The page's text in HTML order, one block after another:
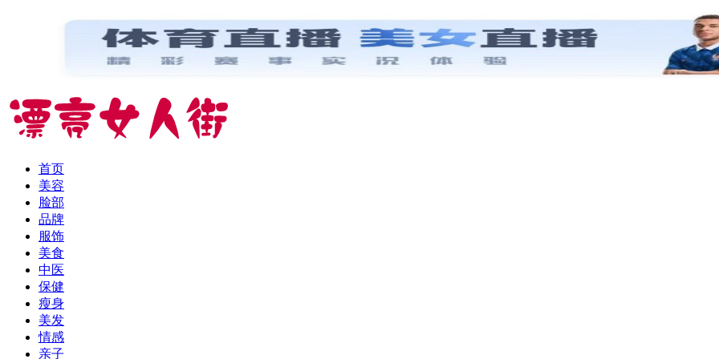
首页
美容
脸部
品牌
服饰
美食
中医
保健
瘦身
美发
情感
亲子